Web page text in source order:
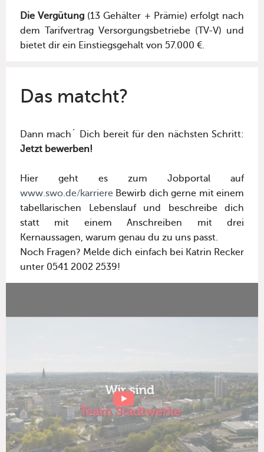
Die Vergütung (13 Gehälter + Prämie) erfolgt nach
dem Tarifvertrag Versorgungsbetriebe (TV-V) und
bietet dir ein Einstiegsgehalt von 57.000 €.
Das matcht?
Dann mach´ Dich bereit für den nächsten Schritt:
Jetzt bewerben!
Hier geht es zum Jobportal auf
www.swo.de/karriere Bewirb dich gerne mit einem
tabellarischen Lebenslauf und beschreibe dich
statt mit einem Anschreiben mit drei
Kernaussagen, warum genau du zu uns passt.
Noch Fragen? Melde dich einfach bei Katrin Recker
unter 0541 2002 2539!